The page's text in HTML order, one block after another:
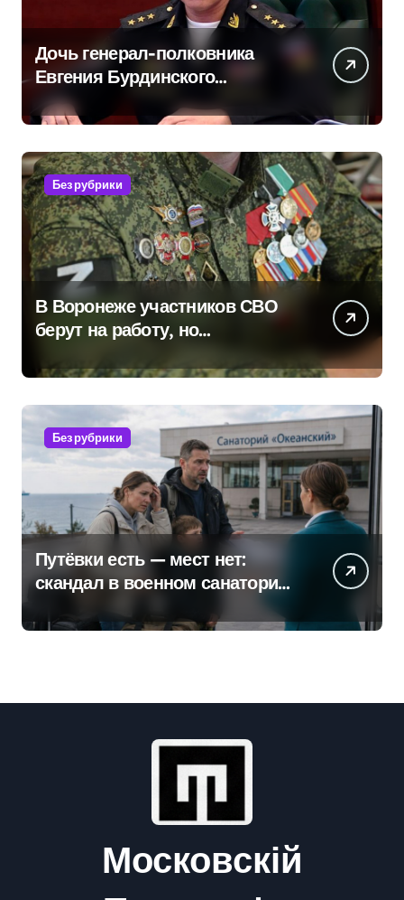
Дочь генерал-полковника
Евгения Бурдинского
оказывает платные услуги по
вопросам военной службы и
бронирования
Без рубрики
В Воронеже участников СВО
берут на работу, но
удержаться удаётся не всем
Без рубрики
Путёвки есть — мест нет:
скандал в военном санатории
Московскій